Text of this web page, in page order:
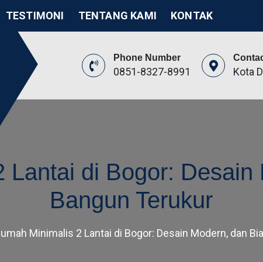
TESTIMONI TENTANG KAMI KONTAK
Phone Number
0851-8327-8991 Kota
Lantai di Bogor: Desain
Bangun Terukur
Minimalis 2 Lantai di Bogor: Desain Modern, dan